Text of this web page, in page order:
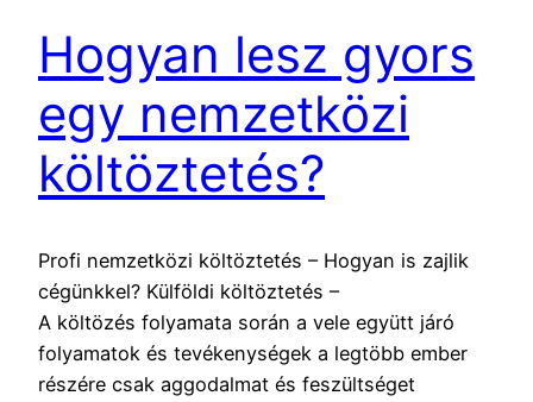
Hogyan lesz gyors
egy nemzetközi
költöztetés?
Profi nemzetközi költöztetés – Hogyan is zajlik
cégünkkel? Külföldi költöztetés –
A költözés folyamata során a vele együtt járó
folyamatok és tevékenységek a legtöbb ember
részére csak aggodalmat és feszültséget